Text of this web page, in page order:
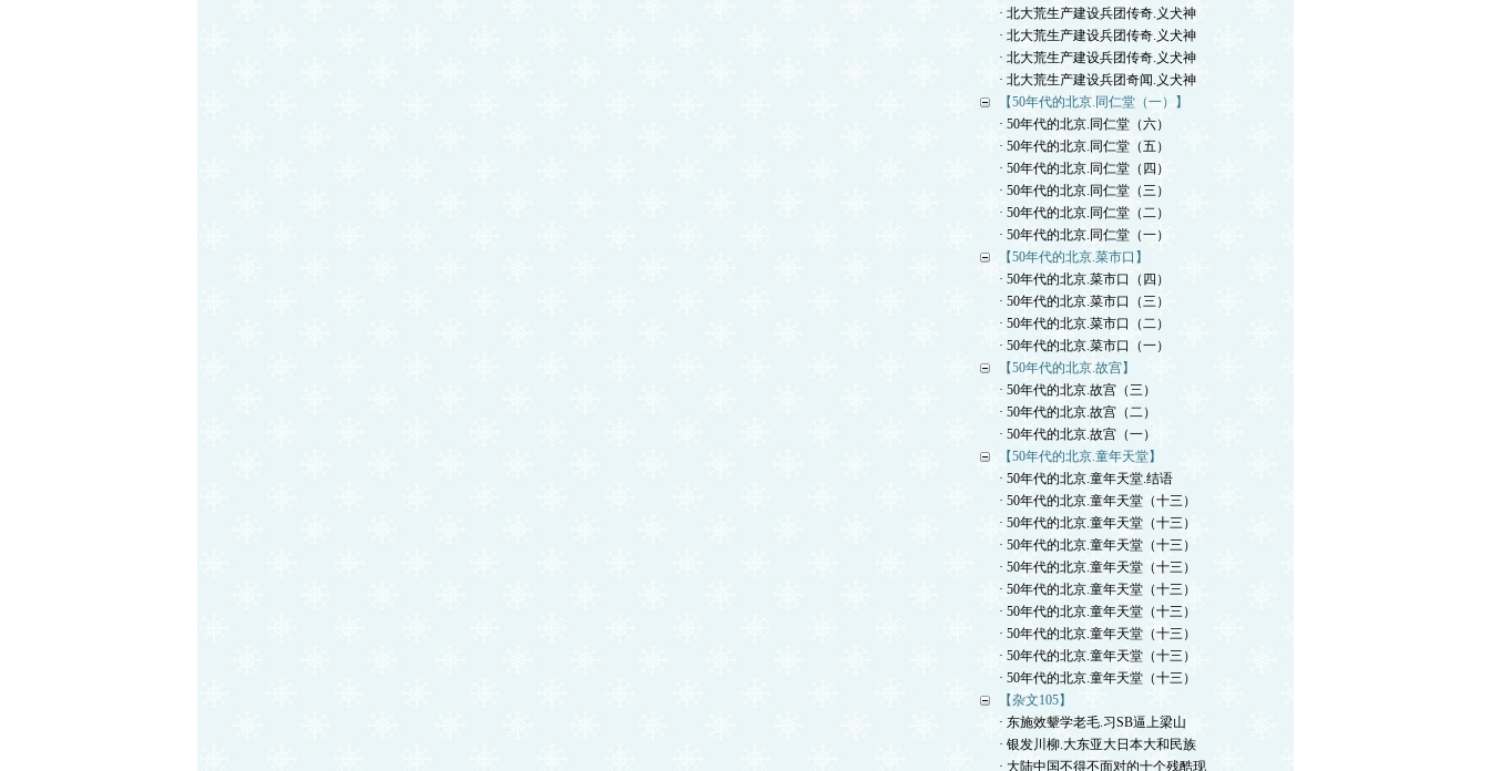
· 北大荒生产建设兵团传奇.义犬神
· 北大荒生产建设兵团传奇.义犬神
· 北大荒生产建设兵团传奇.义犬神
· 北大荒生产建设兵团奇闻.义犬神
【50年代的北京.同仁堂（一）】
· 50年代的北京.同仁堂（六）
· 50年代的北京.同仁堂（五）
· 50年代的北京.同仁堂（四）
· 50年代的北京.同仁堂（三）
· 50年代的北京.同仁堂（二）
· 50年代的北京.同仁堂（一）
【50年代的北京.菜市口】
· 50年代的北京.菜市口（四）
· 50年代的北京.菜市口（三）
· 50年代的北京.菜市口（二）
· 50年代的北京.菜市口（一）
【50年代的北京.故宫】
· 50年代的北京.故宫（三）
· 50年代的北京.故宫（二）
· 50年代的北京.故宫（一）
【50年代的北京.童年天堂】
· 50年代的北京.童年天堂.结语
· 50年代的北京.童年天堂（十三）
· 50年代的北京.童年天堂（十三）
· 50年代的北京.童年天堂（十三）
· 50年代的北京.童年天堂（十三）
· 50年代的北京.童年天堂（十三）
· 50年代的北京.童年天堂（十三）
· 50年代的北京.童年天堂（十三）
· 50年代的北京.童年天堂（十三）
· 50年代的北京.童年天堂（十三）
【杂文105】
· 东施效颦学老毛.习SB逼上梁山
· 银发川柳.大东亚大日本大和民族
· 大陆中国不得不面对的十个残酷现